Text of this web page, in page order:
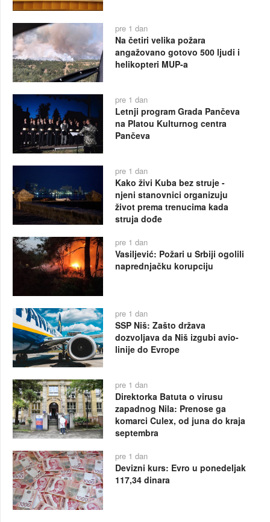
pre 1 dan
Na četiri velika požara
angažovano gotovo 500 ljudi i
helikopteri MUP-a
pre 1 dan
Letnji program Grada Pančeva
na Platou Kulturnog centra
Pančeva
pre 1 dan
Kako živi Kuba bez struje -
njeni stanovnici organizuju
život prema trenucima kada
struja dođe
pre 1 dan
Vasiljević: Požari u Srbiji ogolili
naprednjačku korupciju
pre 1 dan
SSP Niš: Zašto država
dozvoljava da Niš izgubi avio-
linije do Evrope
pre 1 dan
Direktorka Batuta o virusu
zapadnog Nila: Prenose ga
komarci Culex, od juna do kraja
septembra
pre 1 dan
Devizni kurs: Evro u ponedeljak
117,34 dinara